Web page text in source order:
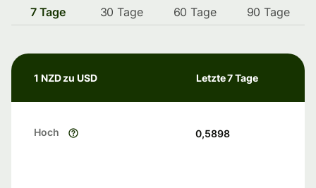
7 Tage 30 Tage 60 Tage 90 Tage
1 NZD zu USD Letzte 7 Tage
Hoch 0,5898